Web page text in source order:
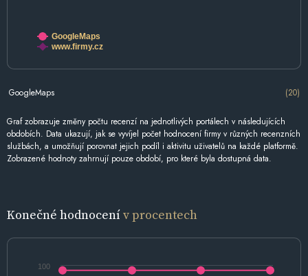
GoogleMaps
www.firmy.cz
GoogleMaps (20)
Graf zobrazuje změny počtu recenzí na jednotlivých portálech v následujících
obdobích. Data ukazují, jak se vyvíjel počet hodnocení firmy v různých recenzních
službách, a umožňují porovnat jejich podíl i aktivitu uživatelů na každé platformě.
Zobrazené hodnoty zahrnují pouze období, pro které byla dostupná data.
Konečné hodnocenív procentech
100